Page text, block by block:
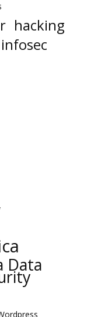
hacking
infosec
Data